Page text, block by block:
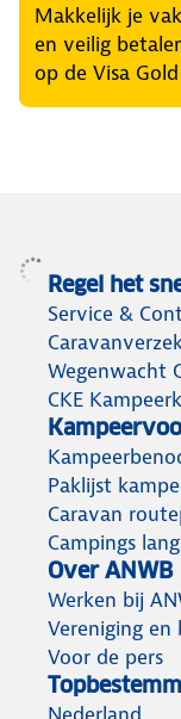
Makkelijk je
en veilig
op de Visa
Regel het
Service &
Wegenwacht
CKE
Paklijst
Caravan
Campings
Over ANWB
Werken bij
Vereniging en
Voor de pers